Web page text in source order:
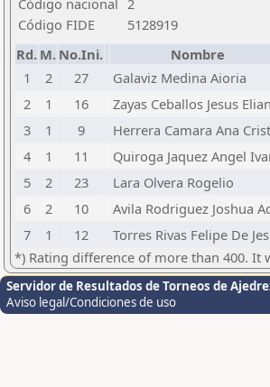
Código nacional 2
Código FIDE
5128919
Rd. M. No.Ini. Nombre
1
2 27 Galaviz Medina Aioria
2
1 16 Zayas Ceballos Jesus Elian
3
1 9 Herrera Camara Ana
4
1 11 Quiroga Jaquez Angel
5
2 23 Lara Olvera Rogelio
6
2 10 Avila Rodriguez Joshua
7
1 12 Torres Rivas Felipe De
*) Rating difference of more than 400. It
Servidor de Resultados de Torneos de
Aviso legal/Condiciones de uso